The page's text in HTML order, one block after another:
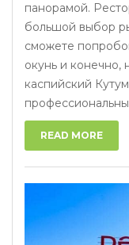
панорамой.
большой выбор
сможете
окунь и
каспийский
READ MORE